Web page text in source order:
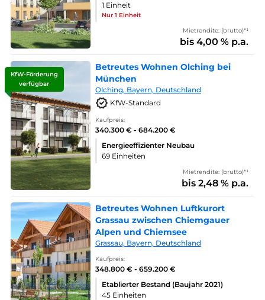
1 Einheit
Nur 1 Einheit
Mietrendite: (brutto)*¹
bis 4,00 % p.a.
KfW-Förderung
verfügbar
Betreutes Wohnen Olching bei
München
Olching, Bayern, Deutschland
KfW-Standard
Kaufpreis:
340.300 € - 684.200 €
Energieeffizienter Neubau
69 Einheiten
Mietrendite: (brutto)*¹
bis 2,48 % p.a.
Betreutes Wohnen Luftkurort
Grassau zwischen Chiemgauer
Alpen und Chiemsee
Grassau, Bayern, Deutschland
Kaufpreis:
348.800 € - 659.200 €
Etablierter Bestand (Baujahr 2021)
45 Einheiten